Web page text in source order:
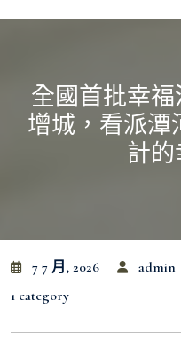
全國首批幸
增城，看派潭
計
7 7 月, 2026 admin
1 category